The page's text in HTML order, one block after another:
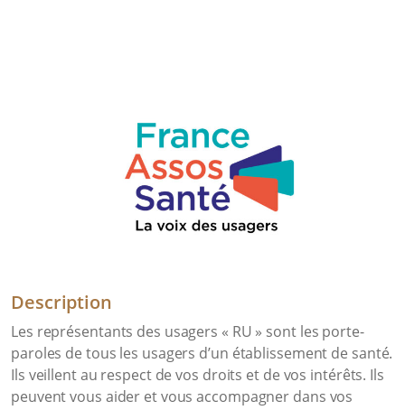
Description
Les représentants des usagers « RU » sont les porte-
paroles de tous les usagers d’un établissement de santé.
Ils veillent au respect de vos droits et de vos intérêts. Ils
peuvent vous aider et vous accompagner dans vos